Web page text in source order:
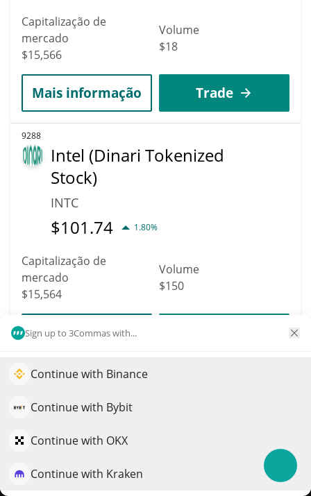
Sign up to 3Commas with...
Continue with Binance
Continue with Bybit
Continue with OKX
Continue with Kraken
Capitalização de
mercado
$15,566
Volume
$18
Mais informação Trade
9288
Intel (Dinari Tokenized
Stock)
INTC
$101.74 1.80%
Capitalização de
mercado
$15,564
Volume
$150
Mais informação
9286
$0.00001556
Capitalização de
Impulsione o crescimento do seu portfólio com IA
QuantPilot é uma plataforma completa de estratégias onde
estratégias e conduzem pesquisas de mercado
Experimente grátis